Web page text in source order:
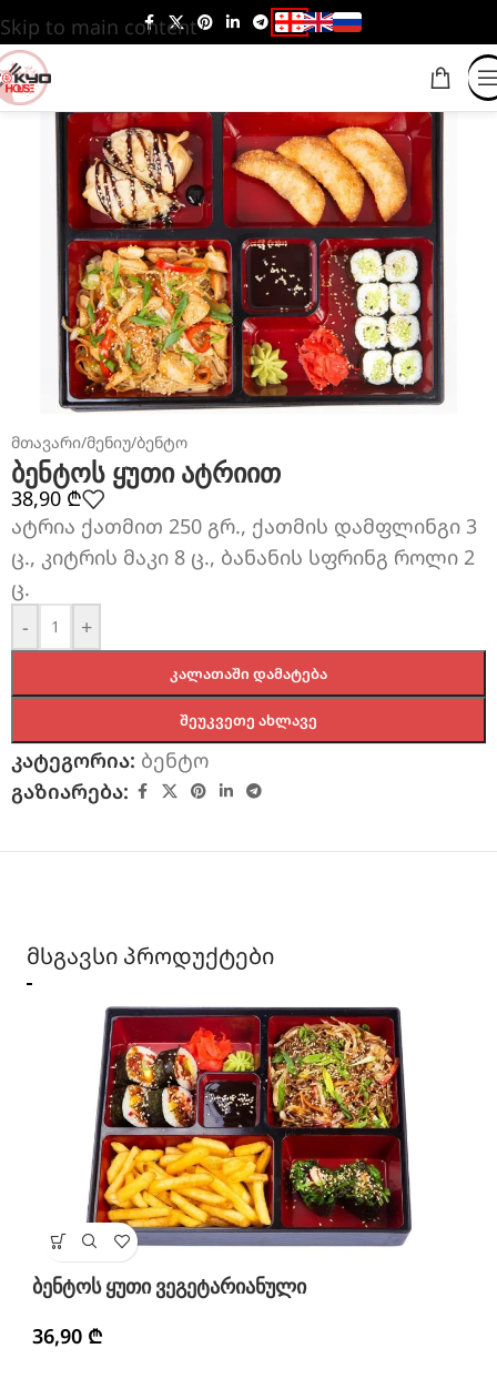
Skip to main content
მთავარი/მენიუ/ბენტო
ბენტოს ყუთი ატრიით
38,90₾
ატრია ქათმით 250 გრ., ქათმის დამფლინგი 3
ც., კიტრის მაკი 8 ც., ბანანის სფრინგ როლი 2
ც.
-
+
ᲙᲐᲚᲐᲗᲐᲨᲘ ᲓᲐᲛᲐᲢᲔᲑᲐ
ᲨᲔᲣᲙᲕᲔᲗᲔ ᲐᲮᲚᲐᲕᲔ
კატეგორია: ბენტო
გაზიარება:
მსგავსი პროდუქტები
ბენტოს ყუთი ვეგეტარიანული
36,90 ₾